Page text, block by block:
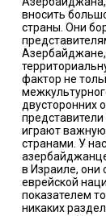
вносить
страны. Они
фактор не
двусторонних
играют
странами. У
в Израиле, они
еврейской
показателем
никаких